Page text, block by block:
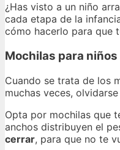
¿Has visto a un niño
cada etapa de la
cómo hacerlo para que
Mochilas para
Cuando se trata de los
muchas veces,
Opta por mochilas que
anchos distribuyen el
cerrar, para que no te